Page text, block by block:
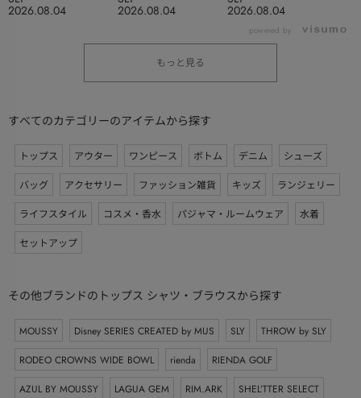
2026.08.04 2026.08.04 2026.08.04
powered by
もっと見る
すべてのカテゴリーのアイテムから探す
トップス アウター ワンピース ボトム デニム
シューズ
バッグ
アクセサリー ファッション雑貨 キッズ
ランジェリー
ライフスタイル
コスメ・香水 パジャマ・ルームウェア
水着
セットアップ
その他ブランドのトップス シャツ・ブラウスから探す
MOUSSY Disney SERIES CREATED by MUS SLY
THROW by SLY
RODEO CROWNS WIDE BOWL
rienda
RIENDA GOLF
AZUL BY MOUSSY
LAGUA GEM RIM.ARK
SHEL’TTER SELECT